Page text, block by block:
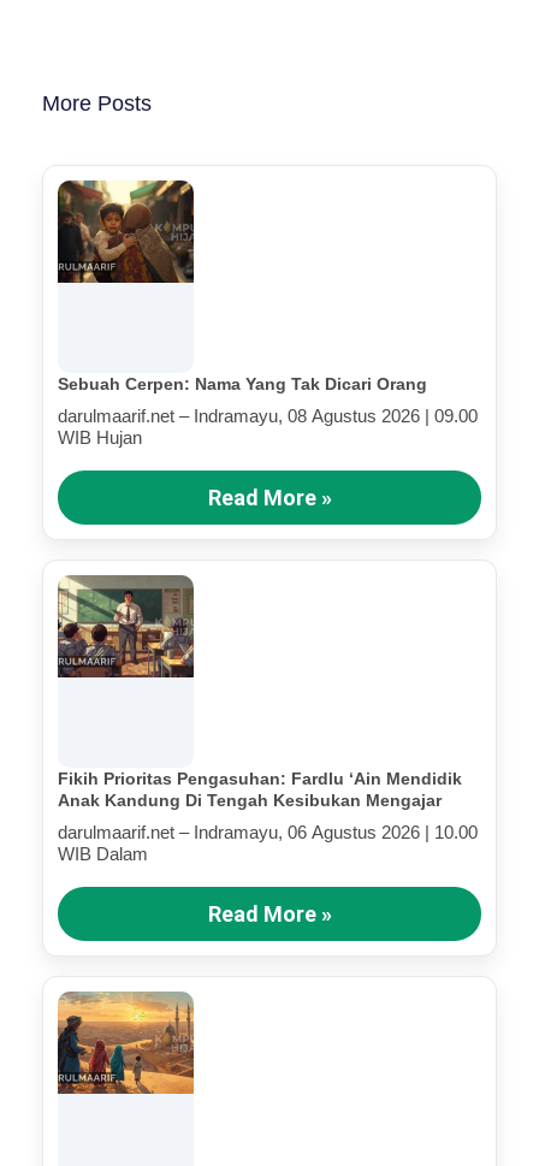
More Posts
Sebuah Cerpen: Nama Yang Tak Dicari Orang
darulmaarif.net – Indramayu, 08 Agustus 2026 | 09.00
WIB Hujan
Read More »
Fikih Prioritas Pengasuhan: Fardlu ‘Ain Mendidik
Anak Kandung Di Tengah Kesibukan Mengajar
darulmaarif.net – Indramayu, 06 Agustus 2026 | 10.00
WIB Dalam
Read More »